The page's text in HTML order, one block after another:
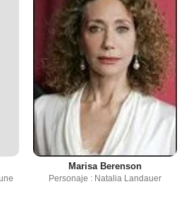
Marisa Berenson
Personaje : Natalia Landauer